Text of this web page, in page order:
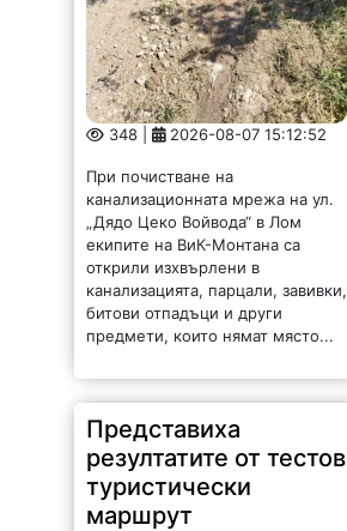
348 | 2026-08-07 15:12:52
При почистване на
канализационната мрежа на ул.
„Дядо Цеко Войвода“ в Лом
екипите на ВиК-Монтана са
открили изхвърлени в
канализацията, парцали, завивки,
битови отпадъци и други
предмети, които нямат място...
Представиха
резултатите от тестов
туристически
маршрут